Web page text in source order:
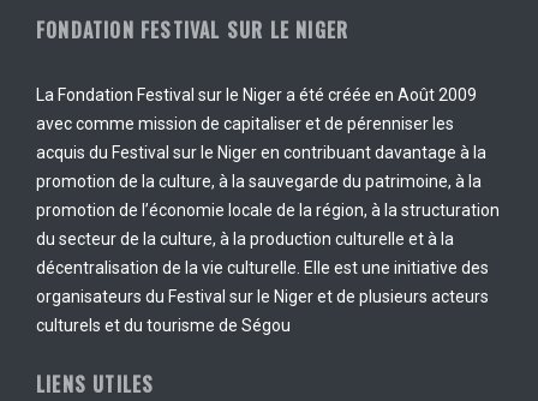
FONDATION FESTIVAL SUR LE NIGER
La Fondation Festival sur le Niger a été créée en Août 2009
avec comme mission de capitaliser et de pérenniser les
acquis du Festival sur le Niger en contribuant davantage à la
promotion de la culture, à la sauvegarde du patrimoine, à la
promotion de l’économie locale de la région, à la structuration
du secteur de la culture, à la production culturelle et à la
décentralisation de la vie culturelle. Elle est une initiative des
organisateurs du Festival sur le Niger et de plusieurs acteurs
culturels et du tourisme de Ségou
LIENS UTILES